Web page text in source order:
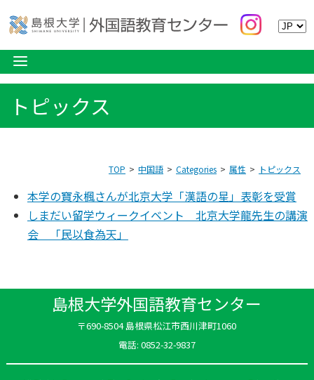
トピックス
TOP 中国語 Categories 属性 トピックス
本学の寶永楓さんが北京大学「漢語の星」表彰を受賞
しまだい留学ウィークイベント 北京大学龍先生の講演
会 「民以食為天」
島根大学外国語教育センター
〒690-8504 島根県松江市西川津町1060
電話: 0852-32-9837